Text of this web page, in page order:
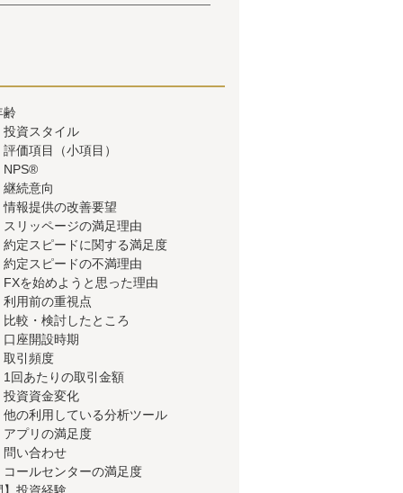
齢
投資スタイル
価項目（小項目）
NPS®
続意向
報提供の改善要望
リッページの満足理由
約定スピードに関する満足度
定スピードの不満理由
を始めようと思った理由
用前の重視点
較・検討したところ
座開設時期
取引頻度
1回あたりの取引金額
投資資金変化
他の利用している分析ツール
アプリの満足度
問い合わせ
コールセンターの満足度